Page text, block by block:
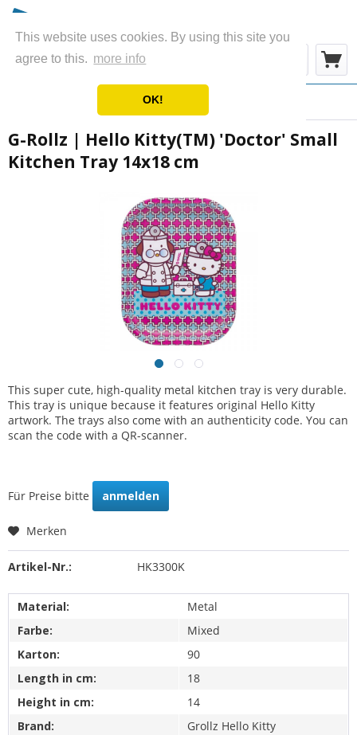
This website uses cookies. By using this site you
agree to this. more info
OK!
Menü
Kitchenware
G-Rollz | Hello Kitty(TM) 'Doctor' Small
Kitchen Tray 14x18 cm
This super cute, high-quality metal kitchen tray is very durable.
This tray is unique because it features original Hello Kitty
artwork. The trays also come with an authenticity code. You can
scan the code with a QR-scanner.
Für Preise bitte anmelden
Merken
Artikel-Nr.: HK3300K
Material:
Metal
Farbe:
Mixed
Karton:
90
Length in cm:
18
Height in cm:
14
Brand:
Grollz Hello Kitty